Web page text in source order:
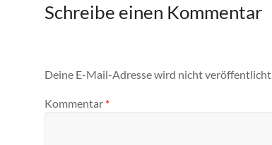
Schreibe einen Kommentar
Deine E-Mail-Adresse wird nicht veröffentlicht.
Kommentar *